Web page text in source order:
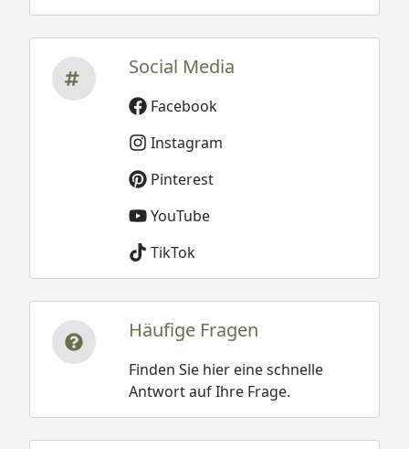
Social Media
Facebook
Instagram
Pinterest
YouTube
TikTok
Häufige Fragen
Finden Sie hier eine schnelle
Antwort auf Ihre Frage.